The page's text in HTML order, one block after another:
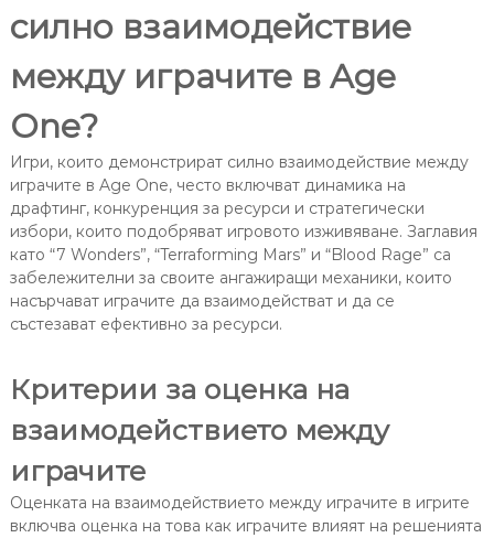
силно взаимодействие
между играчите в Age
One?
Игри, които демонстрират силно взаимодействие между
играчите в Age One, често включват динамика на
драфтинг, конкуренция за ресурси и стратегически
избори, които подобряват игровото изживяване. Заглавия
като “7 Wonders”, “Terraforming Mars” и “Blood Rage” са
забележителни за своите ангажиращи механики, които
насърчават играчите да взаимодействат и да се
състезават ефективно за ресурси.
Критерии за оценка на
взаимодействието между
играчите
Оценката на взаимодействието между играчите в игрите
включва оценка на това как играчите влияят на решенията